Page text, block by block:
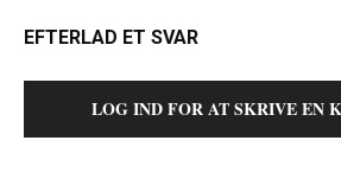
EFTERLAD ET SVAR
LOG IND FOR AT SKRIVE EN